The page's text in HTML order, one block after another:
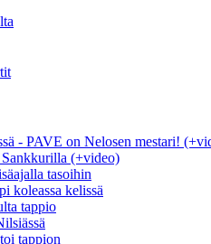
- PAVE on Nelosen mestari!
(+video)
tasoihin
koleassa kelissä
tappio
tappion